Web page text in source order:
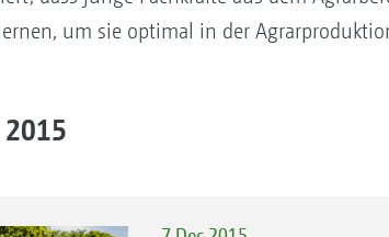
um sie optimal in der